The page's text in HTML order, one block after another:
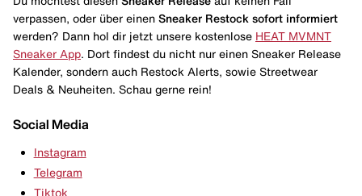
verpassen, oder über einen Sneaker Restock sofort informiert
werden? Dann hol dir jetzt unsere kostenlose HEAT MVMNT
Sneaker App . Dort findest du nicht nur einen Sneaker Release
Kalender, sondern auch Restock Alerts, sowie Streetwear
Deals & Neuheiten. Schau gerne rein!
Social Media
Instagram
Telegram
Tiktok